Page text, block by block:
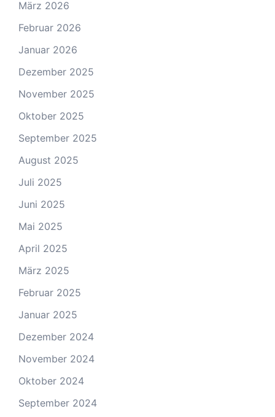
März 2026
Februar 2026
Januar 2026
Dezember 2025
November 2025
Oktober 2025
September 2025
August 2025
Juli 2025
Juni 2025
Mai 2025
April 2025
März 2025
Februar 2025
Januar 2025
Dezember 2024
November 2024
Oktober 2024
September 2024